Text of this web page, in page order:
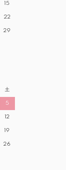
15
22
29
土
5
12
19
26